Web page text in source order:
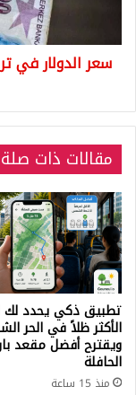
على
الليرة
سعر الدولار في
مقالات ذات صلة
تطبيق ذكي يحدد لك
الأكثر ظلاً في الحر
ويقترح أفضل مقعد
الحافلة
منذ 15 ساعة